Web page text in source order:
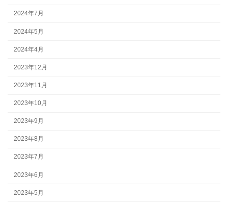
2024年7月
2024年5月
2024年4月
2023年12月
2023年11月
2023年10月
2023年9月
2023年8月
2023年7月
2023年6月
2023年5月